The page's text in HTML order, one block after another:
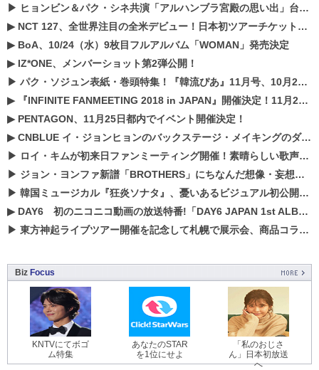
▶ ヒョンビン＆パク・シネ共演「アルハンブラ宮殿の思い出」台本読み現場を公開
▶ NCT 127、全世界注目の全米デビュー！日本初ツアーチケットが早くもプレミア化！？
▶ BoA、10/24（水）9枚目フルアルバム「WOMAN」発売決定
▶ IZ*ONE、メンバーショット第2弾公開！
▶ パク・ソジュン表紙・巻頭特集！『韓流ぴあ』11月号、10月22日（月）発売！
▶
『INFINITE FANMEETING 2018 in JAPAN』開催決定！11月21、22日にパシフィコ横浜にて実施
▶ PENTAGON、11月25日都内でイベント開催決定！
▶CNBLUE イ・ジョンヒョンのバックステージ・メイキングのダイジェスト映像が公開！
▶ ロイ・キムが初来日ファンミーティング開催！素晴らしい歌声に癒される贅沢な時間
▶ ジョン・ヨンファ新譜「BROTHERS」にちなんだ想像・妄想企画がスタート！
▶ 韓国ミュージカル『狂炎ソナタ』、憂いある​ビジュアル初公開!! 主役リョウク、SHIN、KENらのコメントが到着！
▶ DAY6 初のニコニコ動画の放送特番!「DAY6 JAPAN 1st ALBUM「UNLOCK」発売記念 ライブ@ニコ生」を配信決定!
▶ 東方神起ライブツアー開催を記念して札幌で展示会、商品コラボが実現！！
Biz Focus
KNTVにてボゴ
ム特集
あなたのSTAR
を1位にせよ
「私のおじさ
ん」日本初放送
へ